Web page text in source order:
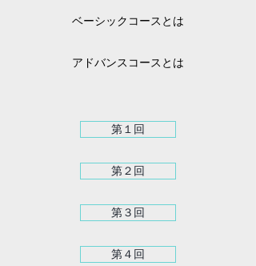
ベーシックコースとは
アドバンスコースとは
第１回
第２回
第３回
第４回